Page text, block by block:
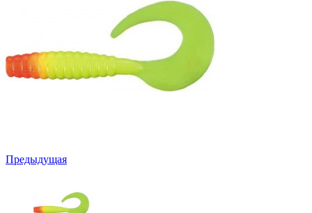
Предыдущая